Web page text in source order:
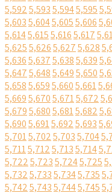
5,5925,5935,5945,595
5,6035,6045,6055,606
5,6145,6155,6165,617
5,6255,6265,6275,628
5,6365,6375,6385,639
5,6475,6485,6495,650
5,6585,6595,6605,661
5,6695,6705,6715,672
5,6795,6805,6815,682
5,6905,6915,6925,693
5,7015,7025,7035,704
5,7115,7125,7135,714
5,7225,7235,7245,725
5,7325,7335,7345,735
5,7425,7435,7445,745